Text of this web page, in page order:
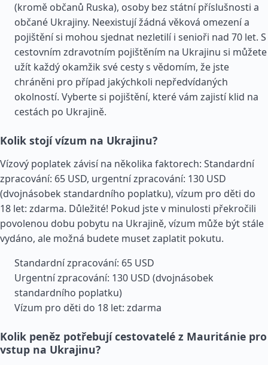
(kromě občanů Ruska), osoby bez státní příslušnosti a
občané Ukrajiny. Neexistují žádná věková omezení a
pojištění si mohou sjednat nezletilí i senioři nad 70 let. S
cestovním zdravotním pojištěním na Ukrajinu si můžete
užít každý okamžik své cesty s vědomím, že jste
chráněni pro případ jakýchkoli nepředvídaných
okolností. Vyberte si pojištění, které vám zajistí klid na
cestách po Ukrajině.
Kolik stojí vízum na Ukrajinu?
Vízový poplatek závisí na několika faktorech: Standardní
zpracování: 65 USD, urgentní zpracování: 130 USD
(dvojnásobek standardního poplatku), vízum pro děti do
18 let: zdarma. Důležité! Pokud jste v minulosti překročili
povolenou dobu pobytu na Ukrajině, vízum může být stále
vydáno, ale možná budete muset zaplatit pokutu.
Standardní zpracování: 65 USD
Urgentní zpracování: 130 USD (dvojnásobek
standardního poplatku)
Vízum pro děti do 18 let: zdarma
Kolik peněz potřebují cestovatelé z Mauritánie pro
vstup na Ukrajinu?